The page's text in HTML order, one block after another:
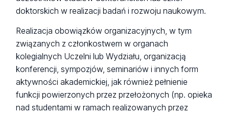
doktorskich w realizacji badań i rozwoju naukowym.
Realizacja obowiązków organizacyjnych, w tym
związanych z członkostwem w organach
kolegialnych Uczelni lub Wydziału, organizacją
konferencji, sympozjów, seminariów i innych form
aktywności akademickiej, jak również pełnienie
funkcji powierzonych przez przełożonych (np. opieka
nad studentami w ramach realizowanych przez